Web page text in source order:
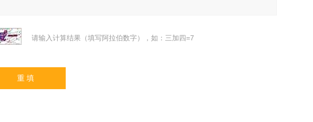
请输入计算结果（填写阿拉伯数字），如：三加四=7